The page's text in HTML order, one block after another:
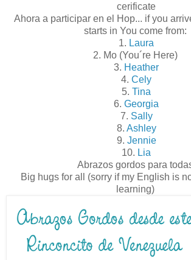
cerificate
Ahora a participar en el Hop... if you
starts in You come from:
1. Laura
2. Mo (You´re Here)
3. Heather
4. Cely
5. Tina
6. Georgia
7. Sally
8. Ashley
9. Jennie
10. Lia
Abrazos gordos para
Big hugs for all (sorry if my English is
learning)